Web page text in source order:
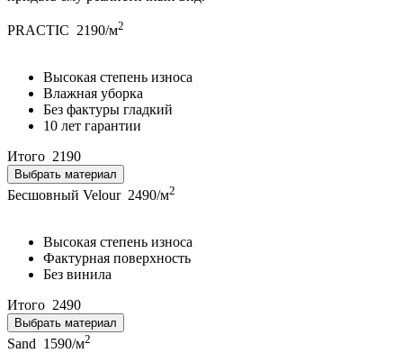
PRACTIC 2190/м2
Высокая степень износа
Влажная уборка
Без фактуры гладкий
10 лет гарантии
Итого 2190
Выбрать материал
Бесшовный Velour 2490/м2
Высокая степень износа
Фактурная поверхность
Без винила
Итого 2490
Выбрать материал
Sand 1590/м2